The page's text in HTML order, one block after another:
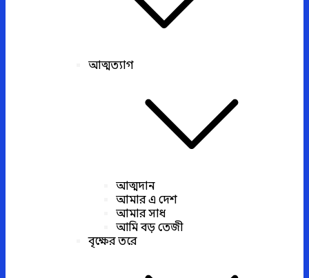
আত্মত্যাগ
আত্মদান
আমার এ দেশ
আমার সাধ
আমি বড় তেজী
বৃক্ষের তরে